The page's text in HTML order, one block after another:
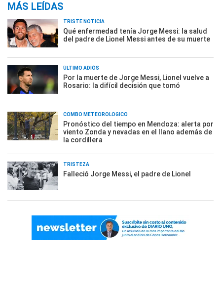
MÁS LEÍDAS
TRISTE NOTICIA
Qué enfermedad tenía Jorge Messi: la salud
del padre de Lionel Messi antes de su muerte
ÚLTIMO ADIÓS
Por la muerte de Jorge Messi, Lionel vuelve a
Rosario: la difícil decisión que tomó
COMBO METEOROLÓGICO
Pronóstico del tiempo en Mendoza: alerta por
viento Zonda y nevadas en el llano además de
la cordillera
TRISTEZA
Falleció Jorge Messi, el padre de Lionel